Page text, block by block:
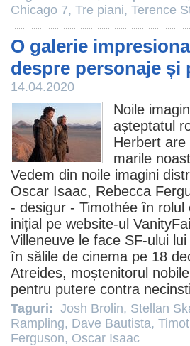
Chicago 7, Tre piani, Terence
O galerie
despre personaje și
14.04.2020
Noile
așteptatul
Herbert
marile
Vedem din noile imagini
Oscar Isaac, Rebecca
- desigur - Timothée în rolul
inițial pe website-ul
Villeneuve le face SF-ului
în sălile de cinema pe 18
Atreides, moștenitorul
pentru putere contra
Taguri: Josh Brolin, Stellan
Rampling, Dave Bautista,
Ferguson, Oscar Isaac